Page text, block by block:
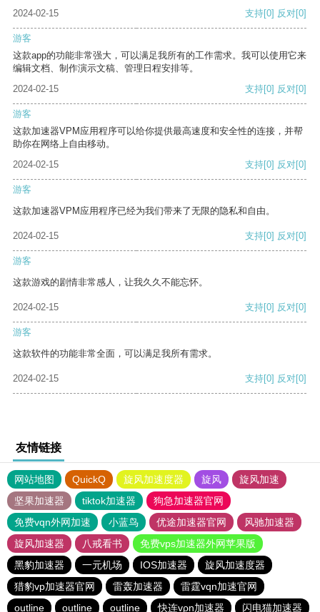
2024-02-15 支持[0] 反对[0]
游客
这款app的功能非常强大，可以满足我所有的工作需求。我可以使用它来
编辑文档、制作演示文稿、管理日程安排等。
2024-02-15
支持[0] 反对[0]
游客
这款加速器VPM应用程序可以给你提供最高速度和安全性的连接，并帮
助你在网络上自由移动。
2024-02-15
支持[0] 反对[0]
游客
这款加速器VPM应用程序已经为我们带来了无限的隐私和自由。
2024-02-15 支持[0] 反对[0]
游客
这款游戏的剧情非常感人，让我久久不能忘怀。
2024-02-15 支持[0] 反对[0]
游客
这款软件的功能非常全面，可以满足我所有需求。
2024-02-15 支持[0] 反对[0]
友情链接
网站地图 QuickQ 旋风加速度器 旋风
旋风加速
坚果加速器
tiktok加速器
狗急加速器官网
免费vqn外网加速
小蓝鸟 优途加速器官网
风驰加速器
旋风加速器
八戒看书
免费vps加速器外网苹果版
黑豹加速器
一元机场 IOS加速器
旋风加速度器
猎豹vp加速器官网
雷轰加速器
雷霆vqn加速官网
outline
outline outline 快连vρn加速器 闪电猫加速器